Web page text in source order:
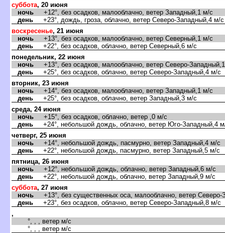
суббота, 20 июня
ночь +12°, без осадков, малооблачно, ветер Западный,1 м/с
день +23°, дождь, гроза, облачно, ветер Северо-Западный,4 м/с
оскресенье, 21 июня
ночь +13°, без осадков, малооблачно, ветер Северный,1 м/с
день +22°, без осадков, облачно, ветер Северный,6 м/с
понедельник, 22 июня
ночь +13°, без осадков, малооблачно, ветер Северо-
день +25°, без осадков, облачно, ветер Северо-Западный,4 м/с
торник, 23 июня
ночь +14°, без осадков, малооблачно, ветер Западный,1 м/с
день +25°, без осадков, облачно, ветер Западный,3 м/с
среда, 24 июня
ночь +15°, без осадков, облачно, ветер ,0 м/с
день +24°, небольшой дождь, облачно, ветер Юго-Западный,4
четверг, 25 июня
ночь +14°, небольшой дождь, пасмурно, ветер Западный,4 м/с
день +22°, небольшой дождь, пасмурно, ветер Западный,5 м/с
пятница, 26 июня
ночь +12°, небольшой дождь, облачно, ветер Западный,6 м/с
день +22°, небольшой дождь, облачно, ветер Западный,9 м/с
суббота, 27 июня
ночь +13°, без существенных оса, малооблачно, ветер Северо-
день +23°, без осадков, облачно, ветер Северо-Западный,8 м/с
,
°, , , ветер м/с
°, , , ветер м/с